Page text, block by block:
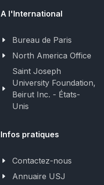
A l'International
Bureau de Paris
North America Office
Saint Joseph
University Foundation,
Beirut Inc. - États-
Unis
Infos pratiques
Contactez-nous
Annuaire USJ